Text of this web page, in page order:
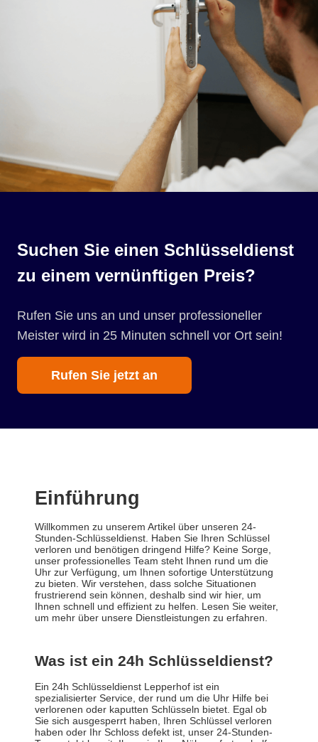
Suchen Sie einen Schlüsseldienst
zu einem vernünftigen Preis?
Rufen Sie uns an und unser professioneller
Meister wird in 25 Minuten schnell vor Ort sein!
Rufen Sie jetzt an
Einführung
Willkommen zu unserem Artikel über unseren 24-
Stunden-Schlüsseldienst. Haben Sie Ihren Schlüssel
verloren und benötigen dringend Hilfe? Keine Sorge,
unser professionelles Team steht Ihnen rund um die
Uhr zur Verfügung, um Ihnen sofortige Unterstützung
zu bieten. Wir verstehen, dass solche Situationen
frustrierend sein können, deshalb sind wir hier, um
Ihnen schnell und effizient zu helfen. Lesen Sie weiter,
um mehr über unsere Dienstleistungen zu erfahren.
Was ist ein 24h Schlüsseldienst?
Ein 24h Schlüsseldienst Lepperhof ist ein
spezialisierter Service, der rund um die Uhr Hilfe bei
verlorenen oder kaputten Schlüsseln bietet. Egal ob
Sie sich ausgesperrt haben, Ihren Schlüssel verloren
haben oder Ihr Schloss defekt ist, unser 24-Stunden-